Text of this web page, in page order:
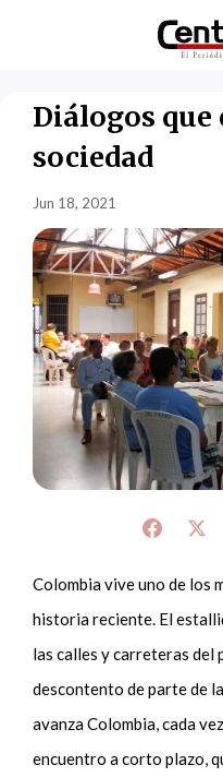
Diálogos
sociedad
Jun 18, 2021
Colombia vive uno de los
historia reciente. El
las calles y carreteras del
descontento de parte de
avanza Colombia, cada
encuentro a corto plazo,